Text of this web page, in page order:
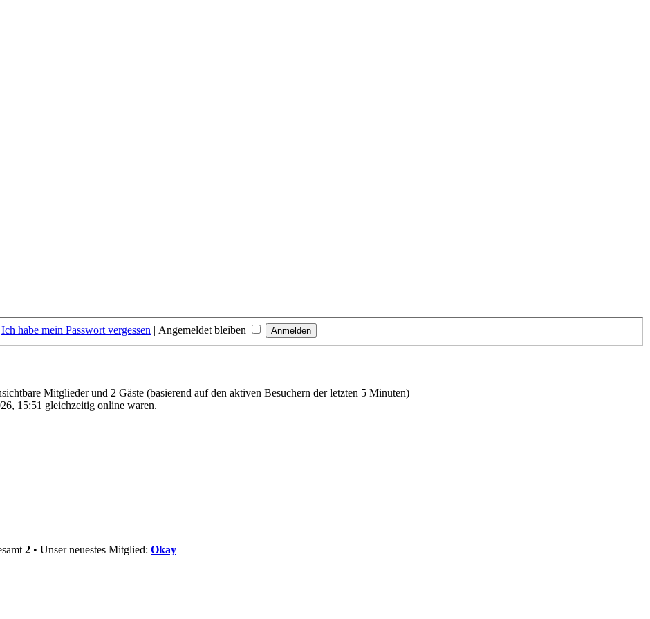
Ich habe mein Passwort vergessen | Angemeldet bleiben
Mitglieder und 2 Gäste (basierend auf den aktiven Besuchern der letzten 5 Minuten)
15:51 gleichzeitig online waren.
2 • Unser neuestes Mitglied: Okay